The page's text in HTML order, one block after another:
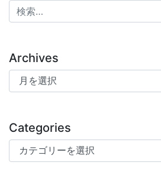
検索:
Archives
Archives
Categories
Categories